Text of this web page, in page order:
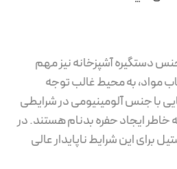
دستگیره آشپزخانه نیز مهم
مواد، به محیط غالب توجه
با جنس آلومینیومی در شرایطی
ایجاد حفره بدنام هستند. در
برای این شرایط ناپایدار عالی